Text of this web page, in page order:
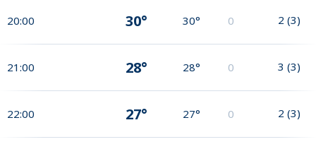
20:00 30° 30° 0 2 (3)
21:00 28° 28° 0 3 (3)
22:00 27° 27° 0 2 (3)